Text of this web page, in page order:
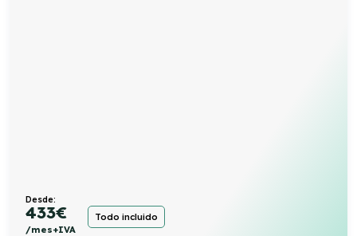
Desde:
433€
/mes+IVA
Todo incluido